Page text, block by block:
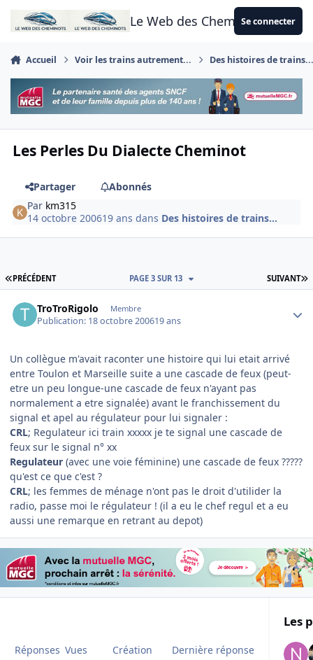
Aller au contenu
Le Web des CheminotsSe connecter
Accueil Voir les trains autrement... Des histoires de
Les Perles Du Dialecte Cheminot
Partager
Abonnés
Par km315
14 octobre 200619 ans dans Des histoires de trains...
PREMIÈRE PAGE
PRÉCÉDENT SUIVANT
PAGE 3 SUR 13
TroTroRigolo Membre
Publication: 18 octobre 200619 ans
Un collègue m'avait raconter une histoire qui lui etait arrivé
entre Toulon et Marseille suite a une cascade de feux (peut-
etre un peu longue-une cascade de feux n'ayant pas
normalement a etre signalée) avant le franchissement du
signal et apel au régulateur pour lui signaler :
CRL; Regulateur ici train xxxxx je te signal une cascade de
feux sur le signal n° xx
Regulateur (avec une voie féminine) une cascade de feux ?????
qu'est ce que c'est ?
CRL; les femmes de ménage n'ont pas le droit d'utilider la
radio, passe moi le régulateur ! (il a eu le chef regul et a eu
aussi une remarque en retrant au depot)
Réponses Vues Création Dernière réponse
Les